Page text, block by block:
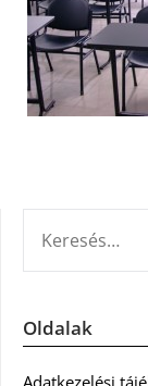
Oldalak
Adatkezelési